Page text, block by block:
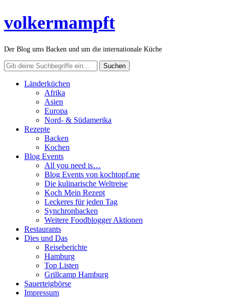
volkermampft
Der Blog ums Backen und um die internationale Küche
Länderküchen
Afrika
Asien
Europa
Nord- & Südamerika
Rezepte
Backen
Kochen
Blog Events
All you need is…
Blog Events von kochtopf.me
Die kulinarische Weltreise
Koch Mein Rezept
Leckeres für jeden Tag
Synchronbacken
Weitere Foodblogger Aktionen
Restaurants
Dies und Das
Reiseberichte
Hamburg
Top Listen
Grillcamp Hamburg
Sauerteigbörse
Impressum